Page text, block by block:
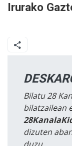
Irurako
Bilatu 28
bilatzailean
dizuten